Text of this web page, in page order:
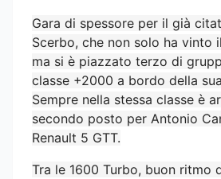
Gara di spessore per il già
Scerbo, che non solo ha vinto
ma si è piazzato terzo di
classe +2000 a bordo della
Sempre nella stessa classe è
secondo posto per Antonio
Renault 5 GTT.
Tra le 1600 Turbo, buon ritmo